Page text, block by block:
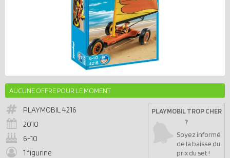
AUCUNE OFFRE POUR LE MOMENT
PLAYMOBIL4216
2010
6-10
1 figurine
PLAYMOBIL TROP CHER
?
Soyez informé
de la baisse du
prix du set !